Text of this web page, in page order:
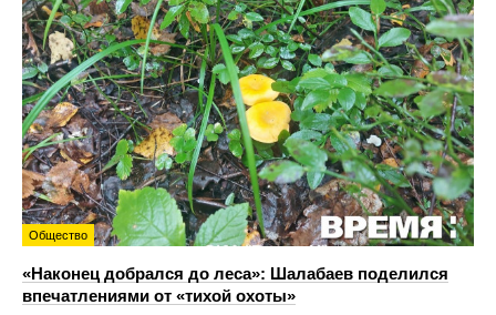
Общество
«Наконец добрался до леса»: Шалабаев поделился
впечатлениями от «тихой охоты»